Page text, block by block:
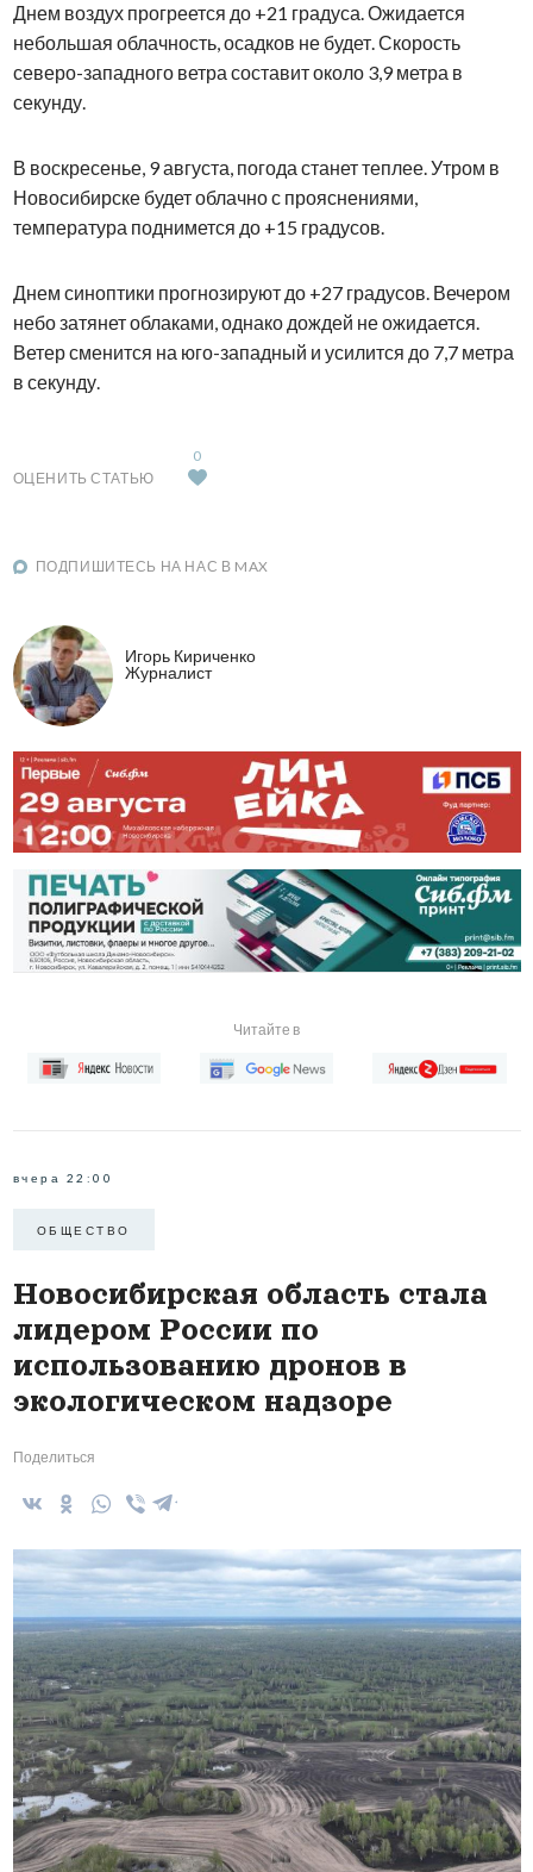
Днем воздух прогреется до +21 градуса. Ожидается
небольшая облачность, осадков не будет. Скорость
северо-западного ветра составит около 3,9 метра в
секунду.
В воскресенье, 9 августа, погода станет теплее. Утром в
Новосибирске будет облачно с прояснениями,
температура поднимется до +15 градусов.
Днем синоптики прогнозируют до +27 градусов. Вечером
небо затянет облаками, однако дождей не ожидается.
Ветер сменится на юго-западный и усилится до 7,7 метра
в секунду.
ОЦЕНИТЬ СТАТЬЮ
0
ПОДПИШИТЕСЬ НА НАС В MAX
Игорь Кириченко
Журналист
Читайте в
вчера 22:00
ОБЩЕСТВО
Новосибирская область стала
лидером России по
использованию дронов в
экологическом надзоре
Поделиться